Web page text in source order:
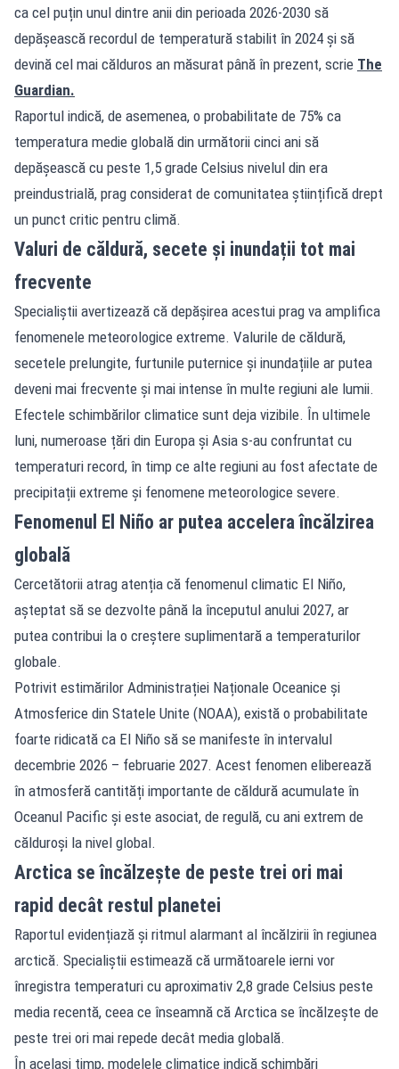
ca cel puțin unul dintre anii din perioada 2026-2030 să
depășească recordul de temperatură stabilit în 2024 și să
devină cel mai călduros an măsurat până în prezent, scrie The
Guardian.
Raportul indică, de asemenea, o probabilitate de 75% ca
temperatura medie globală din următorii cinci ani să
depășească cu peste 1,5 grade Celsius nivelul din era
preindustrială, prag considerat de comunitatea științifică drept
un punct critic pentru climă.
Valuri de căldură, secete și inundații tot mai
frecvente
Specialiștii avertizează că depășirea acestui prag va amplifica
fenomenele meteorologice extreme. Valurile de căldură,
secetele prelungite, furtunile puternice și inundațiile ar putea
deveni mai frecvente și mai intense în multe regiuni ale lumii.
Efectele schimbărilor climatice sunt deja vizibile. În ultimele
luni, numeroase țări din Europa și Asia s-au confruntat cu
temperaturi record, în timp ce alte regiuni au fost afectate de
precipitații extreme și fenomene meteorologice severe.
Fenomenul El Niño ar putea accelera încălzirea
globală
Cercetătorii atrag atenția că fenomenul climatic El Niño,
așteptat să se dezvolte până la începutul anului 2027, ar
putea contribui la o creștere suplimentară a temperaturilor
globale.
Potrivit estimărilor Administrației Naționale Oceanice și
Atmosferice din Statele Unite (NOAA), există o probabilitate
foarte ridicată ca El Niño să se manifeste în intervalul
decembrie 2026 – februarie 2027. Acest fenomen eliberează
în atmosferă cantități importante de căldură acumulate în
Oceanul Pacific și este asociat, de regulă, cu ani extrem de
călduroși la nivel global.
Arctica se încălzește de peste trei ori mai
rapid decât restul planetei
Raportul evidențiază și ritmul alarmant al încălzirii în regiunea
arctică. Specialiștii estimează că următoarele ierni vor
înregistra temperaturi cu aproximativ 2,8 grade Celsius peste
media recentă, ceea ce înseamnă că Arctica se încălzește de
peste trei ori mai repede decât media globală.
În același timp, modelele climatice indică schimbări